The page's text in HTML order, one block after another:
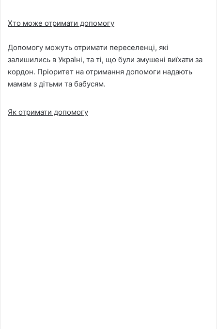
Хто може отримати допомогу
Допомогу можуть отримати переселенцi, якi
залишились в Україні, та ті, що були змушені виїхати за
кордон. Прiоритет на отримання допомоги надають
мамам з дiтьми та бабусям.
Як отримати допомогу